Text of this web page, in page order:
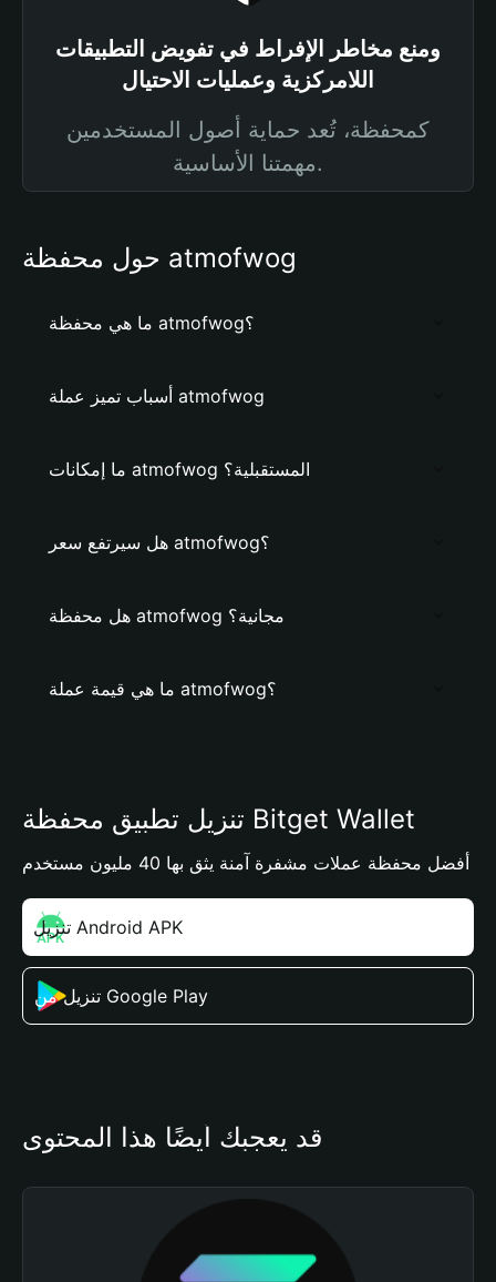
ومنع مخاطر الإفراط في تفويض التطبيقات
اللامركزية وعمليات الاحتيال
كمحفظة، تُعد حماية أصول المستخدمين
مهمتنا الأساسية.
حول محفظة atmofwog
ما هي محفظة atmofwog؟
أسباب تميز عملة atmofwog
ما إمكانات atmofwog المستقبلية؟
هل سيرتفع سعر atmofwog؟
هل محفظة atmofwog مجانية؟
ما هي قيمة عملة atmofwog؟
تنزيل تطبيق محفظة Bitget Wallet
أفضل محفظة عملات مشفرة آمنة يثق بها 40 مليون مستخدم
تنزيل Android APK
تنزيل من Google Play
قد يعجبك أيضًا هذا المحتوى